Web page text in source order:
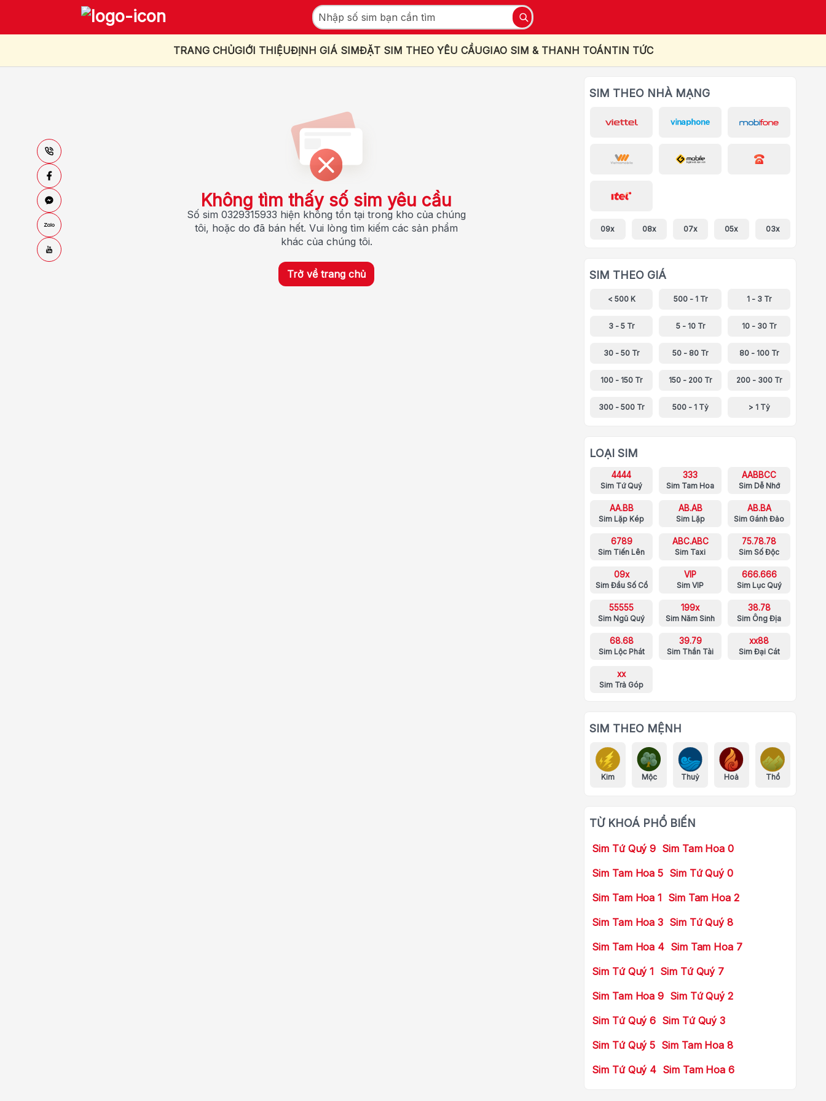
TRANG CHỦGIỚI THIỆUĐỊNH GIÁ SIMĐẶT SIM THEO YÊU CẦUGIAO SIM & THANH TOÁNTIN TỨC
Không tìm thấy số sim yêu cầu
Số sim 0329315933 hiện không tồn tại trong kho của chúng
tôi, hoặc do đã bán hết. Vui lòng tìm kiếm các sản phẩm
khác của chúng tôi.
Trở về trang chủ
SIM THEO NHÀ MẠNG
09x 08x 07x 05x 03x
SIM THEO GIÁ
< 500 K 500 - 1 Tr 1 - 3 Tr
3 - 5 Tr 5 - 10 Tr 10 - 30 Tr
30 - 50 Tr 50 - 80 Tr 80 - 100 Tr
100 - 150 Tr 150 - 200 Tr 200 - 300 Tr
300 - 500 Tr 500 - 1 Tỷ > 1 Tỷ
LOẠI SIM
4444
Sim Tứ Quý
333
Sim Tam Hoa
AABBCC
Sim Dễ Nhớ
AA.BB
Sim Lặp Kép
AB.AB
Sim Lặp
AB.BA
Sim Gánh Đảo
6789
Sim Tiến Lên
ABC.ABC
Sim Taxi
75.78.78
Sim Số Độc
09x
Sim Đầu Số Cổ
VIP
Sim VIP
666.666
Sim Lục Quý
55555
Sim Ngũ Quý
199x
Sim Năm Sinh
38.78
Sim Ông Địa
68.68
Sim Lộc Phát
39.79
Sim Thần Tài
xx88
Sim Đại Cát
xx
Sim Trả Góp
SIM THEO MỆNH
Kim Mộc Thuỷ Hoả Thổ
TỪ KHOÁ PHỔ BIẾN
Sim Tứ Quý 9 Sim Tam Hoa 0
Sim Tam Hoa 5 Sim Tứ Quý 0
Sim Tam Hoa 1 Sim Tam Hoa 2
Sim Tam Hoa 3 Sim Tứ Quý 8
Sim Tam Hoa 4 Sim Tam Hoa 7
Sim Tứ Quý 1 Sim Tứ Quý 7
Sim Tam Hoa 9 Sim Tứ Quý 2
Sim Tứ Quý 6 Sim Tứ Quý 3
Sim Tứ Quý 5 Sim Tam Hoa 8
Sim Tứ Quý 4 Sim Tam Hoa 6